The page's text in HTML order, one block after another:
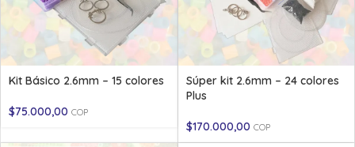
Kit Básico 2.6mm – 15 colores
$75.000,00 COP
Súper kit 2.6mm – 24 colores
Plus
$170.000,00 COP